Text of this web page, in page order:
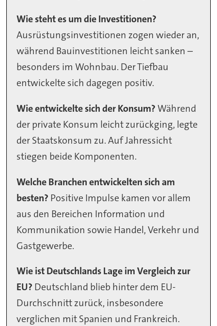
Wie steht es um die Investitionen?
Ausrüstungsinvestitionen zogen wieder an,
während Bauinvestitionen leicht sanken –
besonders im Wohnbau. Der Tiefbau
entwickelte sich dagegen positiv.
Wie entwickelte sich der Konsum? Während
der private Konsum leicht zurückging, legte
der Staatskonsum zu. Auf Jahressicht
stiegen beide Komponenten.
Welche Branchen entwickelten sich am
besten? Positive Impulse kamen vor allem
aus den Bereichen Information und
Kommunikation sowie Handel, Verkehr und
Gastgewerbe.
Wie ist Deutschlands Lage im Vergleich zur
EU? Deutschland blieb hinter dem EU-
Durchschnitt zurück, insbesondere
verglichen mit Spanien und Frankreich.